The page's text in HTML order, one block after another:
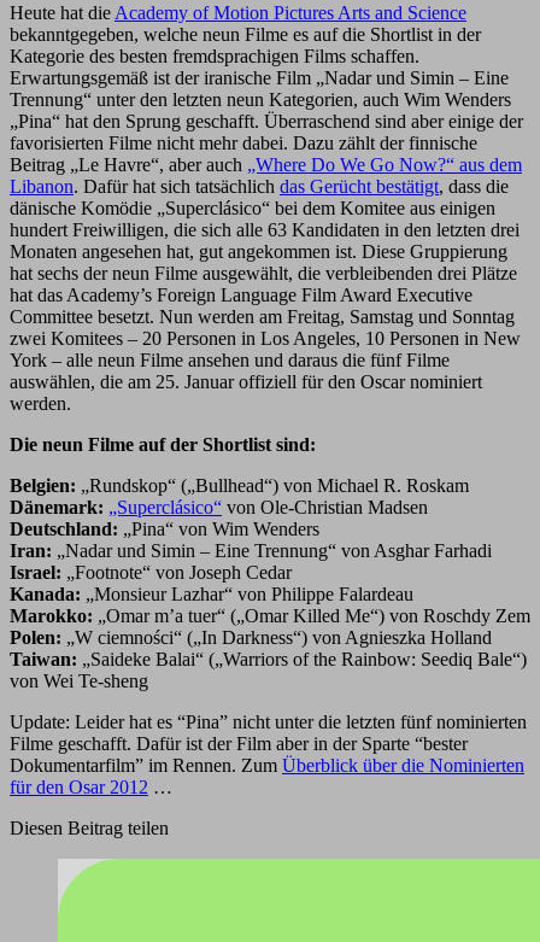
Heute hat die Academy of Motion Pictures Arts and Science
bekanntgegeben, welche neun Filme es auf die Shortlist in der
Kategorie des besten fremdsprachigen Films schaffen.
Erwartungsgemäß ist der iranische Film „Nadar und Simin – Eine
Trennung“ unter den letzten neun Kategorien, auch Wim Wenders
„Pina“ hat den Sprung geschafft. Überraschend sind aber einige der
favorisierten Filme nicht mehr dabei. Dazu zählt der finnische
Beitrag „Le Havre“, aber auch „Where Do We Go Now?“ aus dem
Libanon. Dafür hat sich tatsächlich das Gerücht bestätigt, dass die
dänische Komödie „Superclásico“ bei dem Komitee aus einigen
hundert Freiwilligen, die sich alle 63 Kandidaten in den letzten drei
Monaten angesehen hat, gut angekommen ist. Diese Gruppierung
hat sechs der neun Filme ausgewählt, die verbleibenden drei Plätze
hat das Academy’s Foreign Language Film Award Executive
Committee besetzt. Nun werden am Freitag, Samstag und Sonntag
zwei Komitees – 20 Personen in Los Angeles, 10 Personen in New
York – alle neun Filme ansehen und daraus die fünf Filme
auswählen, die am 25. Januar offiziell für den Oscar nominiert
werden.
Die neun Filme auf der Shortlist sind:
Belgien: „Rundskop“ („Bullhead“) von Michael R. Roskam
Dänemark: „Superclásico“ von Ole-Christian Madsen
Deutschland: „Pina“ von Wim Wenders
Iran: „Nadar und Simin – Eine Trennung“ von Asghar Farhadi
Israel: „Footnote“ von Joseph Cedar
Kanada: „Monsieur Lazhar“ von Philippe Falardeau
Marokko: „Omar m’a tuer“ („Omar Killed Me“) von Roschdy Zem
Polen: „W ciemności“ („In Darkness“) von Agnieszka Holland
Taiwan: „Saideke Balai“ („Warriors of the Rainbow: Seediq Bale“)
von Wei Te-sheng
Update: Leider hat es “Pina” nicht unter die letzten fünf nominierten
Filme geschafft. Dafür ist der Film aber in der Sparte “bester
Dokumentarfilm” im Rennen. Zum Überblick über die Nominierten
für den Osar 2012 …
Diesen Beitrag teilen